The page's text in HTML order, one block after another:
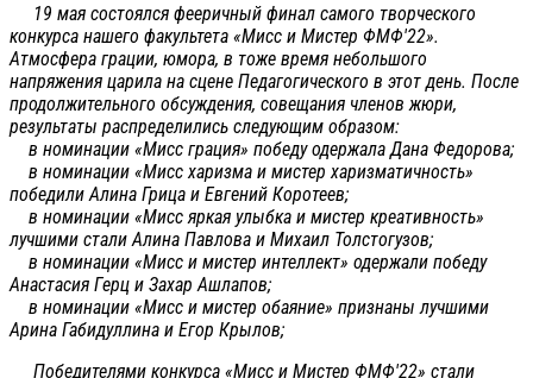
19 мая состоялся фееричный финал самого творческого
конкурса нашего факультета «Мисс и Мистер ФМФ'22».
Атмосфера грации, юмора, в тоже время небольшого
напряжения царила на сцене Педагогического в этот день. После
продолжительного обсуждения, совещания членов жюри,
результаты распределились следующим образом:
в номинации «Мисс грация» победу одержала Дана Федорова;
в номинации «Мисс харизма и мистер харизматичность»
победили Алина Грица и Евгений Коротеев;
в номинации «Мисс яркая улыбка и мистер креативность»
лучшими стали Алина Павлова и Михаил Толстогузов;
в номинации «Мисс и мистер интеллект» одержали победу
Анастасия Герц и Захар Ашлапов;
в номинации «Мисс и мистер обаяние» признаны лучшими
Арина Габидуллина и Егор Крылов;
Победителями конкурса «Мисс и Мистер ФМФ'22» стали